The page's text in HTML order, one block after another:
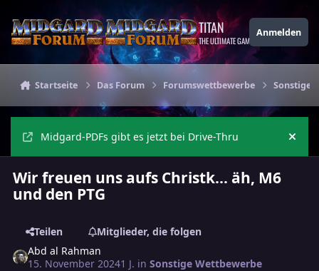
TITAN
THE ULTIMATE GAMING THEME
Anmelden
Startseite Das Forum Forumswettbewerbe Sonstige
Midgard-PDFs gibt es jetzt bei Drive-Thru
Wir freuen uns aufs Christk... äh, M6
und den PTG
Teilen
Mitglieder, die folgen
Abd al Rahman
15. November 20241 J. inSonstige Wettbewerbe